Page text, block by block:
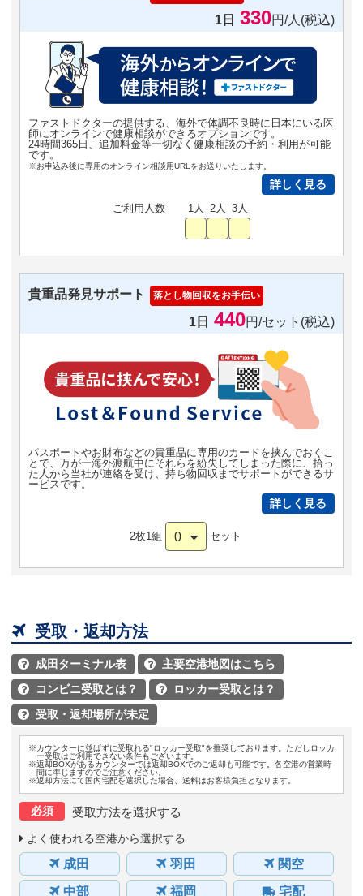
1日 330円/人(税込)
ファストドクターの提供する、海外で体調不良時に日本にいる医
師にオンラインで健康相談ができるオプションです。
24時間365日、追加料金等一切なく健康相談の予約・利用が可能
です。
※お申込み後に専用のオンライン相談用URLをお送りいたします。
詳しく見る
ご利用人数 1人 2人 3人
貴重品発見サポート 落とし物回収をお手伝い
1日 440円/セット(税込)
パスポートやお財布などの貴重品に専用のカードを挟んでおくこ
とで、万が一海外渡航中にそれらを紛失してしまった際に、拾っ
た人から当社が連絡を受け、持ち物回収までサポートができるサ
ービスです。
詳しく見る
2枚1組 0 セット
 受取・返却方法
 成田ターミナル表  主要空港地図はこちら
 コンビニ受取とは？  ロッカー受取とは？
 受取・返却場所が未定
※カウンターに並ばずに受取れる"ロッカー受取"を推奨しております。ただしロッカ
ー受取はご利用できない条件もございます。
※返却BOXがあるカウンターでは返却BOXでのご返却も可能です。各空港の営業時
間に準じますのでご注意ください。
※返却方法にて国内宅配を選択した場合、送料はお客様負担となります。
必須 受取方法を選択する
よく使われる空港から選択する
成田 羽田
関空
中部
福岡 宅配